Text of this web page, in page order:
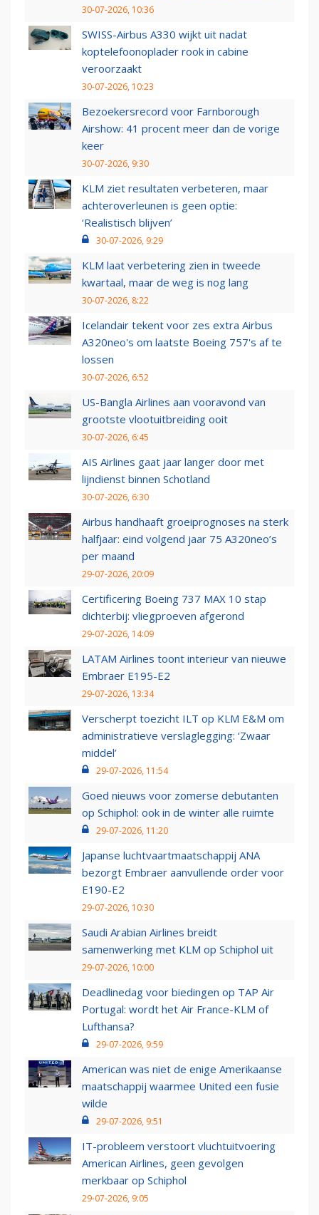
30-07-2026, 10:36
SWISS-Airbus A330 wijkt uit nadat
koptelefoonoplader rook in cabine
veroorzaakt
30-07-2026, 10:23
Bezoekersrecord voor Farnborough
Airshow: 41 procent meer dan de vorige
keer
30-07-2026, 9:30
KLM ziet resultaten verbeteren, maar
achteroverleunen is geen optie:
‘Realistisch blijven’
30-07-2026, 9:29
KLM laat verbetering zien in tweede
kwartaal, maar de weg is nog lang
30-07-2026, 8:22
Icelandair tekent voor zes extra Airbus
A320neo's om laatste Boeing 757's af te
lossen
30-07-2026, 6:52
US-Bangla Airlines aan vooravond van
grootste vlootuitbreiding ooit
30-07-2026, 6:45
AIS Airlines gaat jaar langer door met
lijndienst binnen Schotland
30-07-2026, 6:30
Airbus handhaaft groeiprognoses na sterk
halfjaar: eind volgend jaar 75 A320neo’s
per maand
29-07-2026, 20:09
Certificering Boeing 737 MAX 10 stap
dichterbij: vliegproeven afgerond
29-07-2026, 14:09
LATAM Airlines toont interieur van nieuwe
Embraer E195-E2
29-07-2026, 13:34
Verscherpt toezicht ILT op KLM E&M om
administratieve verslaglegging: ‘Zwaar
middel’
29-07-2026, 11:54
Goed nieuws voor zomerse debutanten
op Schiphol: ook in de winter alle ruimte
29-07-2026, 11:20
Japanse luchtvaartmaatschappij ANA
bezorgt Embraer aanvullende order voor
E190-E2
29-07-2026, 10:30
Saudi Arabian Airlines breidt
samenwerking met KLM op Schiphol uit
29-07-2026, 10:00
Deadlinedag voor biedingen op TAP Air
Portugal: wordt het Air France-KLM of
Lufthansa?
29-07-2026, 9:59
American was niet de enige Amerikaanse
maatschappij waarmee United een fusie
wilde
29-07-2026, 9:51
IT-probleem verstoort vluchtuitvoering
American Airlines, geen gevolgen
merkbaar op Schiphol
29-07-2026, 9:05